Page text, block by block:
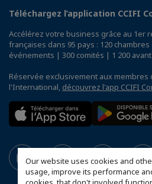
Our website uses cookies and
usage, improve its performance
Téléchargez l’application CCIFI
Accélérez votre business grâce au 1er
françaises dans 95 pays : 120
événements | 300 comités | 1 200
Réservée exclusivement aux membres
l'International, découvrez l'app CCIFI